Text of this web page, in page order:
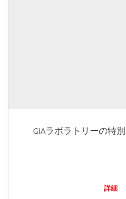
GIAラボラトリーの特
詳細